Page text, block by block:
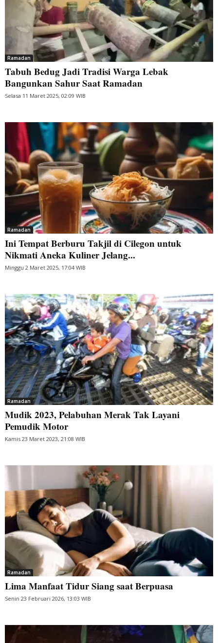
Ramadan
Tabuh Bedug Jadi Tradisi Warga Lebak
Bangunkan Sahur Saat Ramadan
Selasa 11 Maret 2025, 02:09 WIB
Ramadan
Ini Tempat Berburu Takjil di Cilegon untuk
Nikmati Aneka Kuliner Jelang...
Minggu 2 Maret 2025, 17:04 WIB
Ramadan
Mudik 2023, Pelabuhan Merak Tak Layani
Pemudik Motor
Kamis 23 Maret 2023, 21:08 WIB
Ramadan
Lima Manfaat Tidur Siang saat Berpuasa
Senin 23 Februari 2026, 13:03 WIB